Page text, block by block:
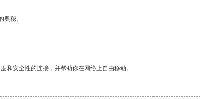
奥秘。
和安全性的连接，并帮助你在网络上自由移动。